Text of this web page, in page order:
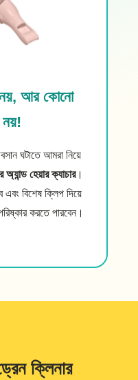
আর কোনো
নয়!
ঘটাতে আমরা নিয়ে
হেয়ার ক্যাচার।
বিশেষ ক্লিপ দিয়ে
করতে পারবেন।
ক্লিনার